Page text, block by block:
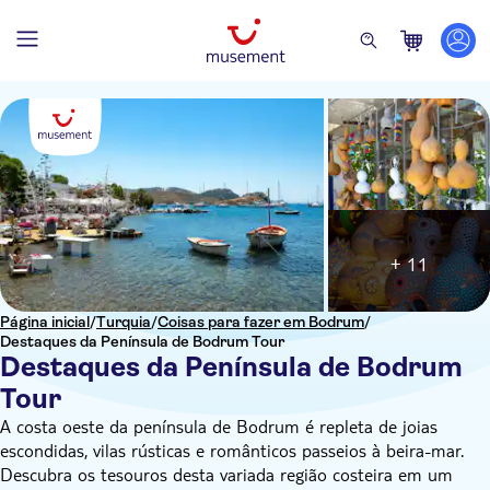
Página inicial/Turquia/Coisas para fazer em Bodrum/
Destaques da Península de Bodrum Tour
Destaques da Península de Bodrum
Tour
+ 11
A costa oeste da península de Bodrum é repleta de joias
escondidas, vilas rústicas e românticos passeios à beira-mar.
Descubra os tesouros desta variada região costeira em um